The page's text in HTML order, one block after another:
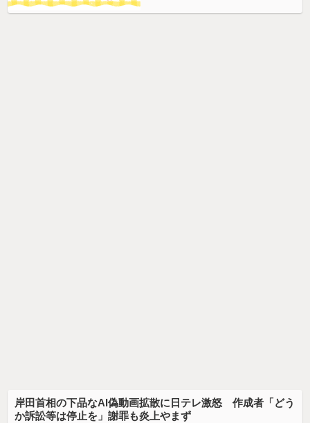
岸田首相の下品なAI偽動画拡散に日テレ激怒 作成者「どう
か訴訟等は停止を」謝罪も炎上やまず